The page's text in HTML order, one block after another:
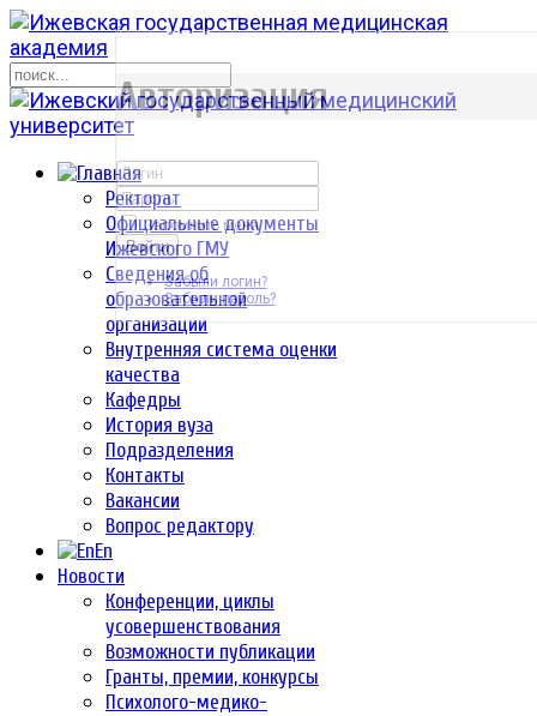
Ректорат
Официальные документы
Ижевского ГМУ
Сведения об
образовательной
организации
Внутренняя система оценки
качества
Кафедры
История вуза
Подразделения
Контакты
Вакансии
Вопрос редактору
En
Новости
Конференции, циклы
усовершенствования
Возможности публикации
Гранты, премии, конкурсы
Психолого-медико-
р
Авторизация
Запомнить меня
Войти
Забыли логин?
Забыли пароль?